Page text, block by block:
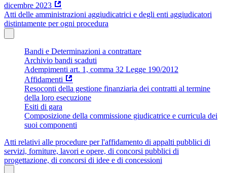
dicembre 2023
Atti delle amministrazioni aggiudicatrici e degli enti aggiudicatori
distintamente per ogni procedura
Bandi e Determinazioni a contrattare
Archivio bandi scaduti
Adempimenti art. 1, comma 32 Legge 190/2012
Affidamenti
Resoconti della gestione finanziaria dei contratti al termine
della loro esecuzione
Esiti di gara
Composizione della commissione giudicatrice e curricula dei
suoi componenti
Atti relativi alle procedure per l'affidamento di appalti pubblici di
servizi, forniture, lavori e opere, di concorsi pubblici di
progettazione, di concorsi di idee e di concessioni